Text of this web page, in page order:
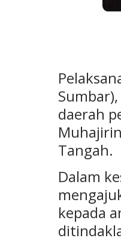
daerah
Tangah.
Dalam
kepada